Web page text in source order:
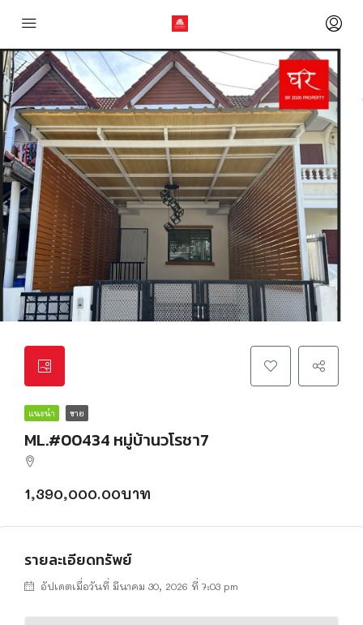
แนะนำ ขาย
ML.#00434 หมู่บ้านวโรชา7
1,390,000.00บาท
รายละเอียดทรัพย์
อัปเดตเมื่อวันที่ มีนาคม 30, 2026 ที่ 7:03 pm